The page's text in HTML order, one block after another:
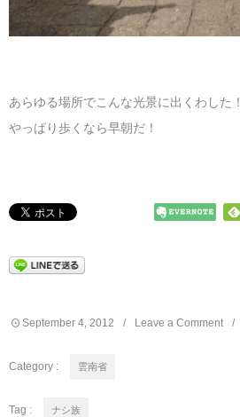
あらゆる場所でこんな光景に出くわした！
やっぱり歩くなら早朝だ！
September 4 2012 Leave a Comment
Category : 雲南省
Tag : ナシ族